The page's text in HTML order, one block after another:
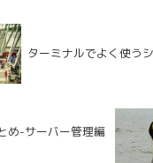
ターミナルでよく使う
め-サーバー管理編